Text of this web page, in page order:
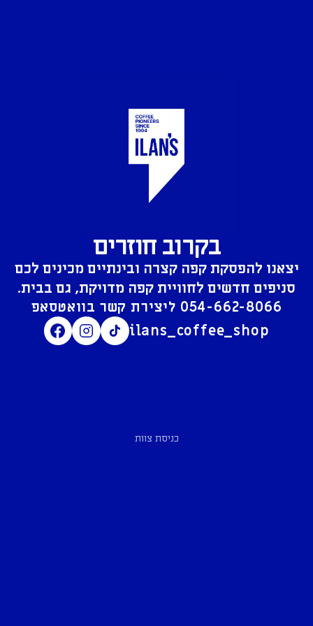
בקרוב חוזרים
יצאנו להפסקת קפה קצרה ובינתיים מכינים לכם
סניפים חדשים לחוויית קפה מדויקת, גם בבית.
054-662-8066
ilans_coffee_shop
כניסת צוות